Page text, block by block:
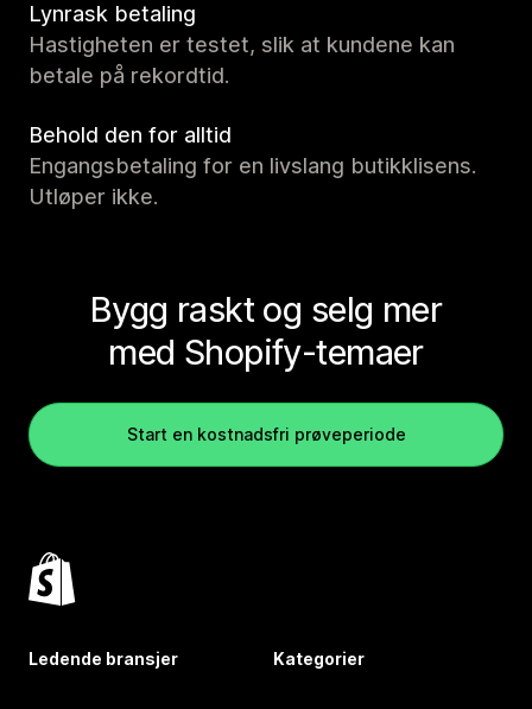
Lynrask betaling
Hastigheten er testet, slik at kundene kan
betale på rekordtid.
Behold den for alltid
Engangsbetaling for en livslang butikklisens.
Utløper ikke.
Bygg raskt og selg mer
med Shopify-temaer
Start en kostnadsfri prøveperiode
Ledende bransjer Kategorier